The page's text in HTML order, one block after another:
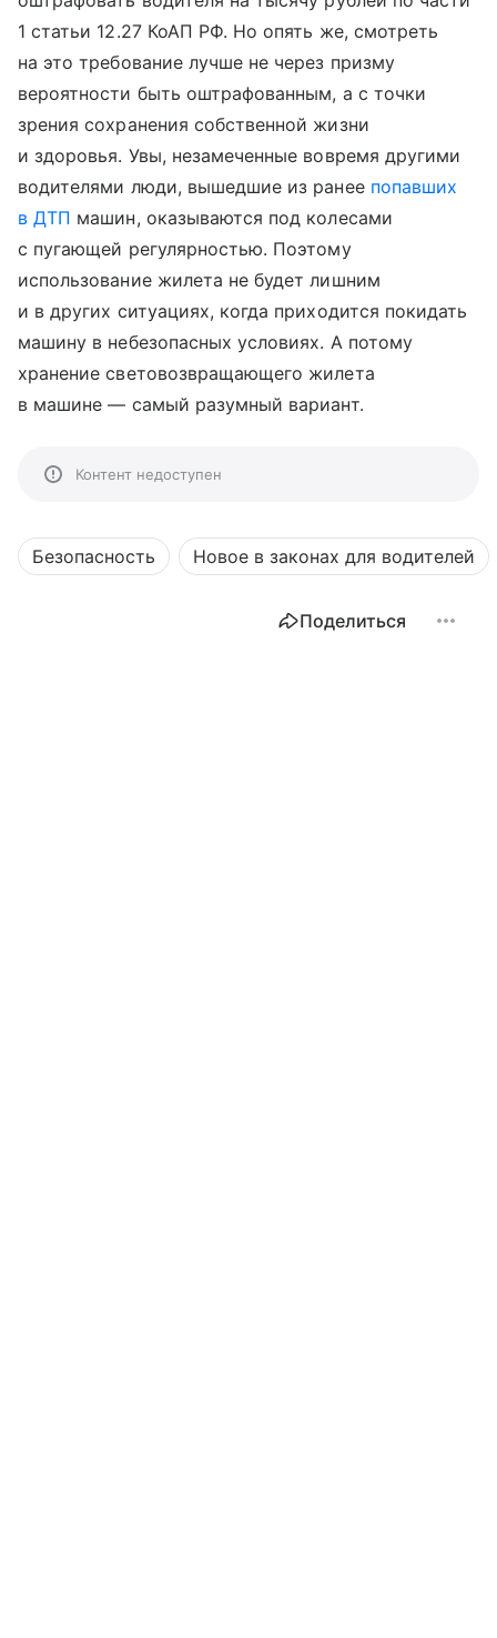
1 статьи 12.27 КоАП РФ. Но опять же, смотреть
на это требование лучше не через призму
вероятности быть оштрафованным, а с точки
зрения сохранения собственной жизни
и здоровья. Увы, незамеченные вовремя другими
водителями люди, вышедшие из ранее попавших
в ДТП машин, оказываются под колесами
с пугающей регулярностью. Поэтому
использование жилета не будет лишним
и в других ситуациях, когда приходится покидать
машину в небезопасных условиях. А потому
хранение световозвращающего жилета
в машине — самый разумный вариант.
Контент недоступен
Безопасность Новое в законах для водителей
Поделиться